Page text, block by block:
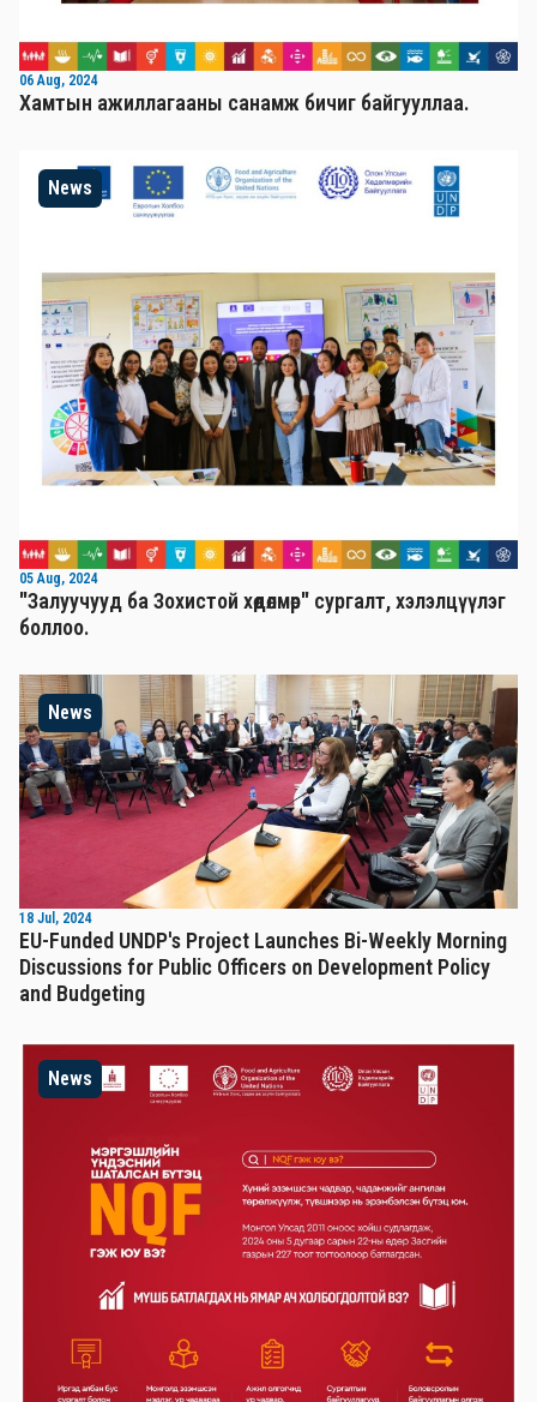
06 Aug, 2024
Хамтын ажиллагааны санамж бичиг байгууллаа.
News
05 Aug, 2024
"Залуучууд ба Зохистой хөдөлмөр" сургалт, хэлэлцүүлэг
боллоо.
News
18 Jul, 2024
EU-Funded UNDP's Project Launches Bi-Weekly Morning
Discussions for Public Officers on Development Policy
and Budgeting
News